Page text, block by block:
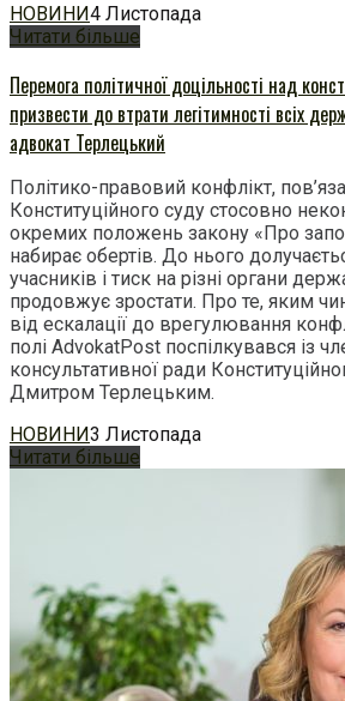
НОВИНИ4 Листопада
Читати більше
Перемога політичної доцільності над
призвести до втрати легітимності всіх
адвокат Терлецький
Політико-правовий конфлікт,
Конституційного суду стосовно
окремих положень закону «Про
набирає обертів. До нього
учасників і тиск на різні органи
продовжує зростати. Про те, яким
від ескалації до врегулювання
полі AdvokatPost поспілкувався із
консультативної ради
Дмитром Терлецьким.
НОВИНИ3 Листопада
Читати більше